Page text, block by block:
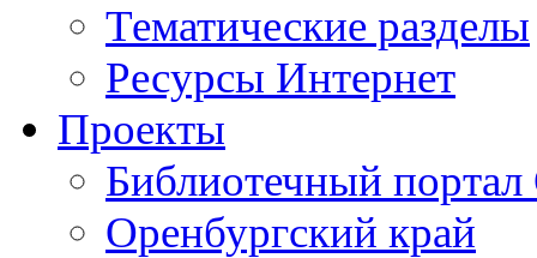
Тематические разделы
Ресурсы Интернет
Проекты
Библиотечный портал
Оренбургский край